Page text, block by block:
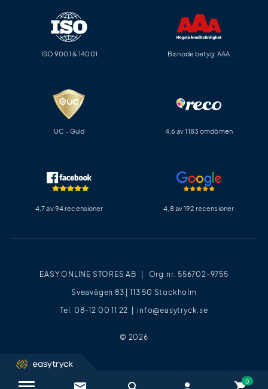
EASY ONLINE STORES AB | Org.nr. 556702-9755
Sveavägen 83 | 113 50 Stockholm
Tel. 08-12 00 11 22 | info@easytryck.se
© 2026
ISO 9001 & 14001 Bisnode betyg: AAA
UC - Guld 4,6 av 1183 omdömen
4,7 av 94 recensioner 4,8 av 192 recensioner